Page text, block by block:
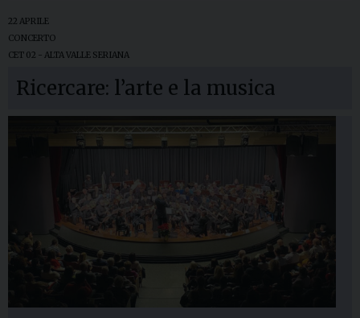
22 APRILE
CONCERTO
CET 02 - ALTA VALLE SERIANA
Ricercare: l’arte e la musica